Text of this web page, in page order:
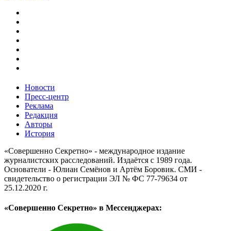
Новости
Пресс-центр
Реклама
Редакция
Авторы
История
«Совершенно Секретно» - международное издание
журналистских расследований. Издаётся с 1989 года.
Основатели - Юлиан Семёнов и Артём Боровик. CМИ -
свидетельство о регистрации ЭЛ № ФС 77-79634 от
25.12.2020 г.
«Совершенно Секретно» в Мессенджерах: